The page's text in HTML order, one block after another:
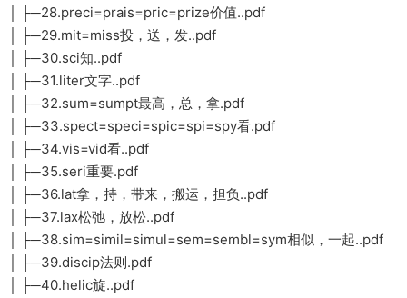
│ ├─28.preci=prais=pric=prize价值..pdf
│ ├─29.mit=miss投，送，发..pdf
│ ├─30.sci知..pdf
│ ├─31.liter文字..pdf
│ ├─32.sum=sumpt最高，总，拿.pdf
│ ├─33.spect=speci=spic=spi=spy看.pdf
│ ├─34.vis=vid看..pdf
│ ├─35.seri重要.pdf
│ ├─36.lat拿，持，带来，搬运，担负..pdf
│ ├─37.lax松弛，放松..pdf
│ ├─38.sim=simil=simul=sem=sembl=sym相似，一起..pdf
│ ├─39.discip法则.pdf
│ ├─40.helic旋..pdf